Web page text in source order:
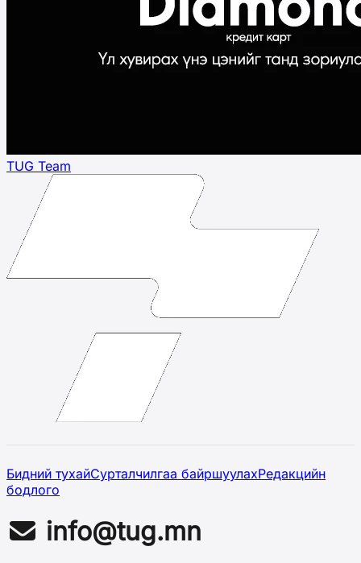
TUG Team
Бидний тухайСурталчилгаа байршуулахРедакцийн
бодлого
info@tug.mn